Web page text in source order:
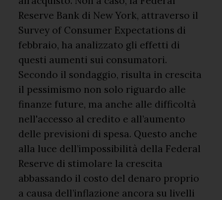
Reserve Bank di New York, attraverso il
Survey of Consumer Expectations di
febbraio, ha analizzato gli effetti di
questi aumenti sui consumatori.
Secondo il sondaggio, risulta in crescita
il pessimismo non solo riguardo alle
finanze future, ma anche alle difficoltà
nell'accesso al credito e all’aumento
delle previsioni di spesa. Questo anche
alla luce dell’impossibilità della Federal
Reserve di stimolare la crescita
abbassando il costo del denaro proprio
a causa dell’inflazione ancora su livelli